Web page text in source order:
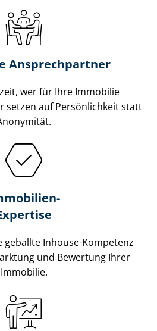
Ansprechpartner
wer für Ihre Immobilie
setzen auf Persönlichkeit statt
geballte Inhouse-Kompetenz
und Bewertung Ihrer
Immobilie.